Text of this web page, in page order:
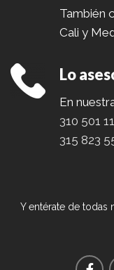
También
Cali y
Lo
En
310 501
315 823
Y entérate de todas